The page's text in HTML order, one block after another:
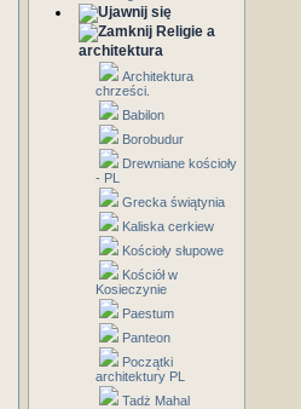
Religie a
architektura
Architektura
chrześci.
Babilon
Borobudur
Drewniane kościoły
- PL
Grecka świątynia
Kaliska cerkiew
Kościoły słupowe
Kościół w
Kosieczynie
Paestum
Panteon
Początki
architektury PL
Tadż Mahal